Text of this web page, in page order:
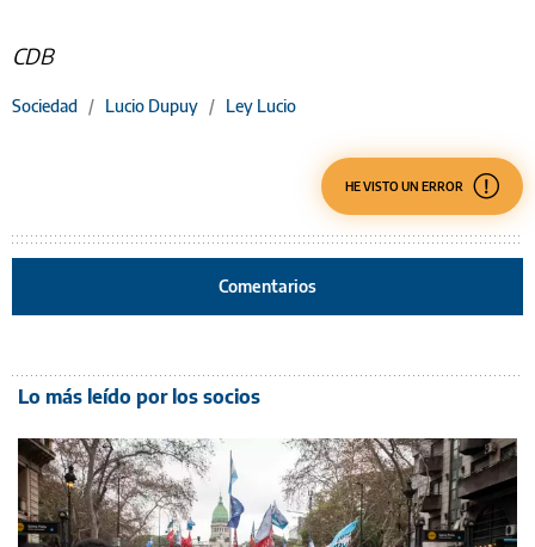
CDB
Sociedad / Lucio Dupuy / Ley Lucio
HE VISTO UN ERROR
Comentarios
Lo más leído por los socios